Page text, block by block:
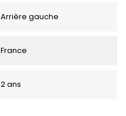
Arrière gauche
France
2 ans